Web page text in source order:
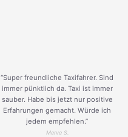
“Super freundliche Taxifahrer. Sind
immer pünktlich da. Taxi ist immer
sauber. Habe bis jetzt nur positive
Erfahrungen gemacht. Würde ich
jedem empfehlen.”
Merve S.